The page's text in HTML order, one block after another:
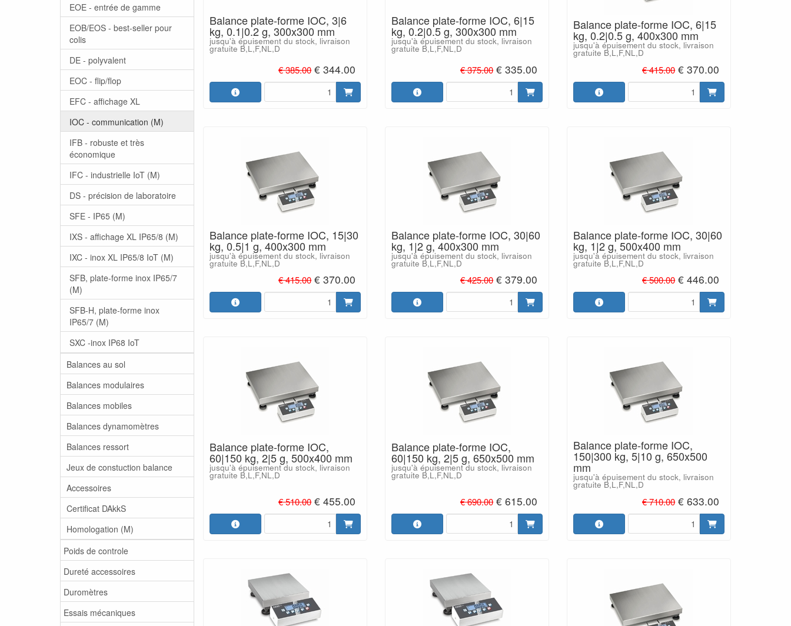
EOE - entrée de gamme
EOB/EOS - best-seller pour
colis
DE - polyvalent
EOC - flip/flop
EFC - affichage XL
IOC - communication (M)
IFB - robuste et très
économique
IFC - industrielle IoT (M)
DS - précision de laboratoire
SFE - IP65 (M)
IXS - affichage XL IP65/8 (M)
IXC - inox XL IP65/8 IoT (M)
SFB, plate-forme inox IP65/7
(M)
SFB-H, plate-forme inox
IP65/7 (M)
SXC -inox IP68 IoT
Balances au sol
Balances modulaires
Balances mobiles
Balances dynamomètres
Balances ressort
Jeux de constuction balance
Accessoires
Certificat DAkkS
Homologation (M)
Poids de controle
Dureté accessoires
Duromètres
Essais mécaniques
Balance plate-forme IOC, 3|6
kg, 0.1|0.2 g, 300x300 mm
jusqu'à épuisement du stock, livraison
gratuite B,L,F,NL,D
€ 385.00 € 344.00
Balance plate-forme IOC, 6|15
kg, 0.2|0.5 g, 300x300 mm
jusqu'à épuisement du stock, livraison
gratuite B,L,F,NL,D
€ 375.00 € 335.00
Balance plate-forme IOC, 6|15
kg, 0.2|0.5 g, 400x300 mm
jusqu'à épuisement du stock, livraison
gratuite B,L,F,NL,D
€ 415.00 € 370.00
Balance plate-forme IOC, 15|30
kg, 0.5|1 g, 400x300 mm
jusqu'à épuisement du stock, livraison
gratuite B,L,F,NL,D
€ 415.00 € 370.00
Balance plate-forme IOC, 30|60
kg, 1|2 g, 400x300 mm
jusqu'à épuisement du stock, livraison
gratuite B,L,F,NL,D
€ 425.00 € 379.00
Balance plate-forme IOC, 30|60
kg, 1|2 g, 500x400 mm
jusqu'à épuisement du stock, livraison
gratuite B,L,F,NL,D
€ 500.00 € 446.00
Balance plate-forme IOC,
60|150 kg, 2|5 g, 500x400 mm
jusqu'à épuisement du stock, livraison
gratuite B,L,F,NL,D
€ 510.00 € 455.00
Balance plate-forme IOC,
60|150 kg, 2|5 g, 650x500 mm
jusqu'à épuisement du stock, livraison
gratuite B,L,F,NL,D
€ 690.00 € 615.00
Balance plate-forme IOC,
150|300 kg, 5|10 g, 650x500
mm
jusqu'à épuisement du stock, livraison
gratuite B,L,F,NL,D
€ 710.00 € 633.00